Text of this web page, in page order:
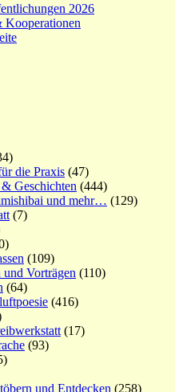
2026
Kooperationen
die Praxis (47)
Geschichten (444)
und mehr… (129)
(7)
(109)
Vorträgen (110)
(64)
(416)
(17)
(93)
und Entdecken (258)